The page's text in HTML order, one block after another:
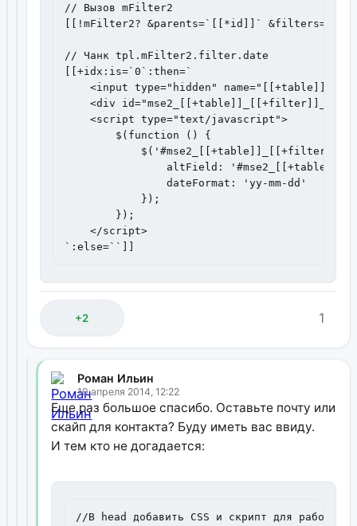
// Вызов mFilter2
[[!mFilter2? &parents=`[[*id]]`
// Чанк tpl.mFilter2.filter.date
[[+idx:is=`0`:then=`
<input type="hidden"
<div
    <script type="text/javascript">
        $(function () {
altField:
                dateFormat: 'yy-mm-dd'
            });
        });
    </script>
`:else=``]]
+2 1
Роман Ильин
19 апреля 2014, 12:22
Еще раз большое спасибо. Оставьте почту или
скайп для контакта? Буду иметь вас ввиду.
И тем кто не догадается:
//В head добавить CSS и скрипт для работы: